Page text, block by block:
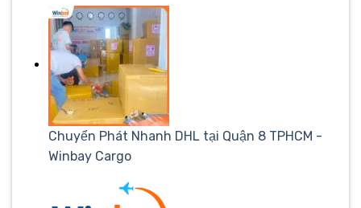
Chuyển Phát Nhanh DHL tại Quận 8 TPHCM -
Winbay Cargo